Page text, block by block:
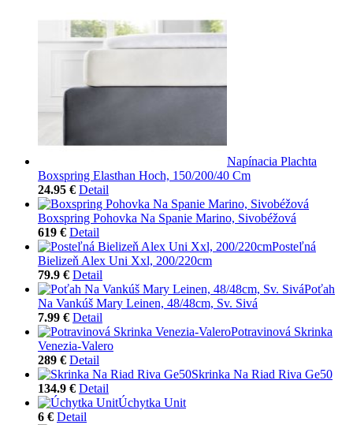
Napínacia Plachta
Boxspring Elasthan Hoch, 150/200/40 Cm
24.95 € Detail
Boxspring Pohovka Na Spanie Marino, Sivobéžová
619 € Detail
Posteľná
Bielizeň Alex Uni Xxl, 200/220cm
79.9 € Detail
Poťah
Na Vankúš Mary Leinen, 48/48cm, Sv. Sivá
7.99 € Detail
Potravinová Skrinka
Venezia-Valero
289 € Detail
Skrinka Na Riad Riva Ge50
134.9 € Detail
Úchytka Unit
6 € Detail